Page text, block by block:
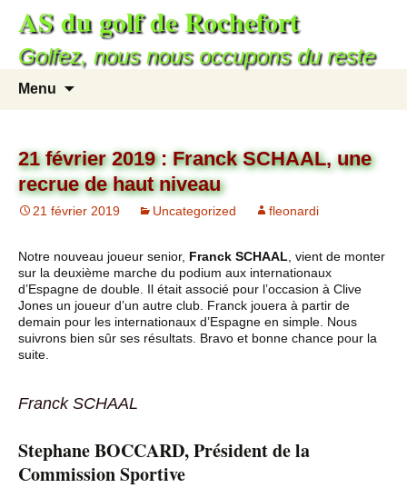
contenu
AS du golf de Rochefort
Golfez, nous nous occupons du reste
Menu
21 février 2019 : Franck SCHAAL, une
recrue de haut niveau
21 février 2019 Uncategorized fleonardi
Notre nouveau joueur senior, Franck SCHAAL , vient de monter
sur la deuxième marche du podium aux internationaux
d’Espagne de double. Il était associé pour l’occasion à Clive
Jones un joueur d’un autre club. Franck jouera à partir de
demain pour les internationaux d’Espagne en simple. Nous
suivrons bien sûr ses résultats. Bravo et bonne chance pour la
suite.
Franck SCHAAL
Stephane BOCCARD, Président de la
Commission Sportive